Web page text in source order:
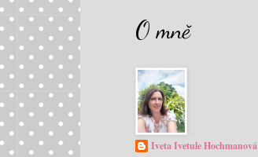
O mně
Iveta Ivetule Hochmanová